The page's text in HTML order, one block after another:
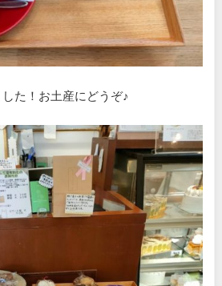
た！お土産にどうぞ♪